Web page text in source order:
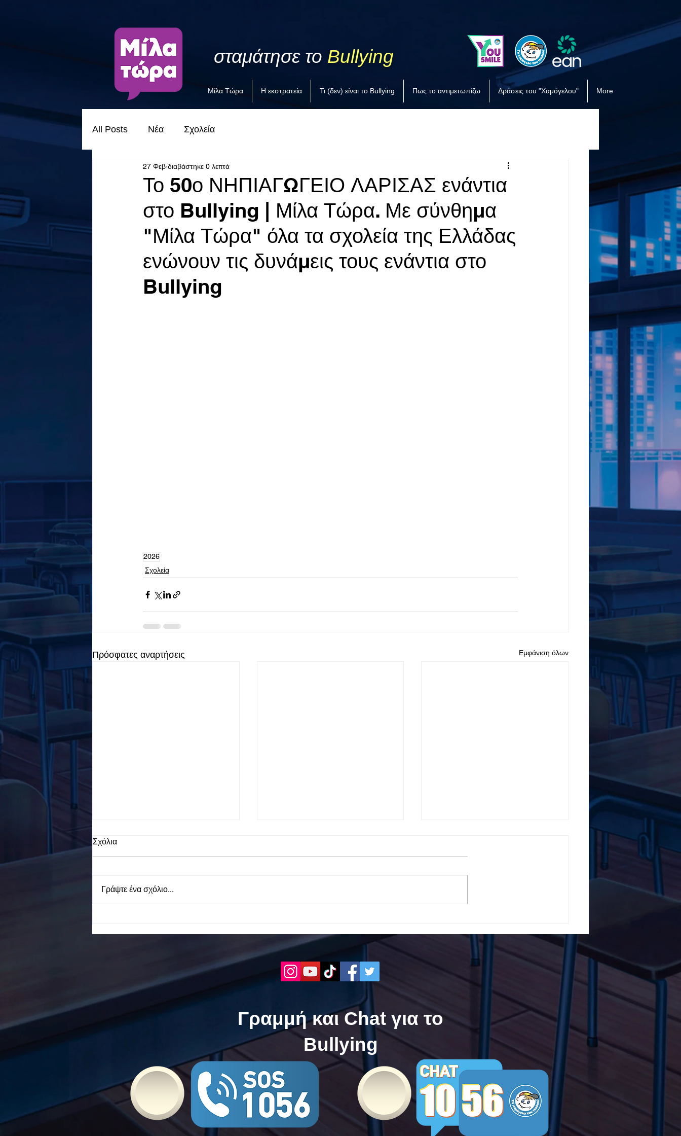
σταμάτησε το Bullying
Μίλα Τώρα Η εκστρατεία Τι (δεν) είναι το Bullying Πως το αντιμετωπίζω Δράσεις του "Χαμόγελου" More
All Posts Νέα Σχολεία
Το 50ο ΝΗΠΙΑΓΩΓΕΙΟ ΛΑΡΙΣΑΣ ενάντια
στο Bullying | Μίλα Τώρα. Με σύνθημα
"Μίλα Τώρα" όλα τα σχολεία της Ελλάδας
ενώνουν τις δυνάμεις τους ενάντια στο
Bullying
27 Φεβ διαβάστηκε 0 λεπτά
2026
Σχολεία
Πρόσφατες αναρτήσεις Εμφάνιση όλων
δυνάμεις τους ενάντια στο
Bullying
Τώρα. Με σύνθημα "Μίλα
Τώρα" όλα τα σχολεία της
Ελλάδας ενώνουν τις
δυνάμεις τους ενάντια στο
| Μίλα Τώρα. Με σύνθημα
της Ελλάδας ενώνουν τις
Σχόλια
Γράψτε ένα σχόλιο...
Γραμμή και Chat για το
Bullying